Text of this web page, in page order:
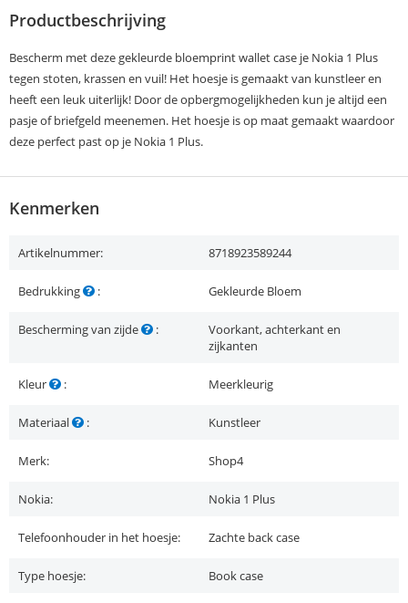
Productbeschrijving
Bescherm met deze gekleurde bloemprint wallet case je Nokia 1 Plus
tegen stoten, krassen en vuil! Het hoesje is gemaakt van kunstleer en
heeft een leuk uiterlijk! Door de opbergmogelijkheden kun je altijd een
pasje of briefgeld meenemen. Het hoesje is op maat gemaakt waardoor
deze perfect past op je Nokia 1 Plus.
Kenmerken
Artikelnummer: 8718923589244
Bedrukking : Gekleurde Bloem
Bescherming van zijde :
Voorkant, achterkant en
zijkanten
Kleur : Meerkleurig
Materiaal : Kunstleer
Merk: Shop4
Nokia: Nokia 1 Plus
Telefoonhouder in het hoesje: Zachte back case
Type hoesje: Book case